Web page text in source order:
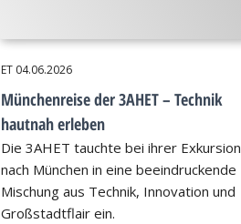
ET 04.06.2026
Münchenreise der 3AHET – Technik
hautnah erleben
Die 3AHET tauchte bei ihrer Exkursion
nach München in eine beeindruckende
Mischung aus Technik, Innovation und
Großstadtflair ein.